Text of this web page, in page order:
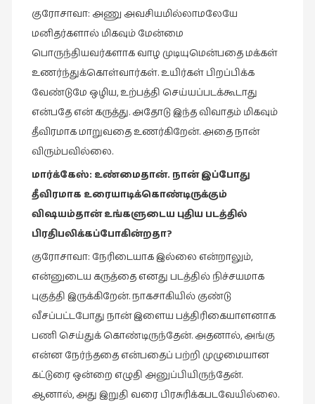
குரோசாவா: அணு அவசியமில்லாமலேயே
மனிதர்களால் மிகவும் மேன்மை
பொருந்தியவர்களாக வாழ முடியுமென்பதை மக்கள்
உணர்ந்துக்கொள்வார்கள். உயிர்கள் பிறப்பிக்க
வேண்டுமே ஒழிய, உற்பத்தி செய்யப்படக்கூடாது
என்பதே என் கருத்து. அதோடு இந்த விவாதம் மிகவும்
தீவிரமாக மாறுவதை உணர்கிறேன். அதை நான்
விரும்பவில்லை.
மார்க்கேஸ்: உண்மைதான். நான்இப்போது
தீவிரமாக உரையாடிக்கொண்டிருக்கும்
விஷயம்தான்உங்களுடைய புதிய படத்தில்
பிரதிபலிக்கப்போகின்றதா?
குரோசாவா: நேரிடையாக இல்லை என்றாலும்,
என்னுடைய கருத்தை எனது படத்தில் நிச்சயமாக
புகுத்தி இருக்கிறேன். நாகசாகியில் குண்டு
வீசப்பட்டபோது நான் இளைய பத்திரிகையாளனாக
பணி செய்துக் கொண்டிருந்தேன். அதனால், அங்கு
என்ன நேர்ந்ததை என்பதைப் பற்றி முழுமையான
கட்டுரை ஒன்றை எழுதி அனுப்பியிருந்தேன்.
ஆனால், அது இறுதி வரை பிரசுரிக்கபடவேயில்லை.